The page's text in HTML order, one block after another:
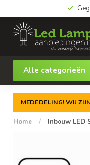
Alle categorieën
MEDEDELING! WIJ
Home / Inbouw LED